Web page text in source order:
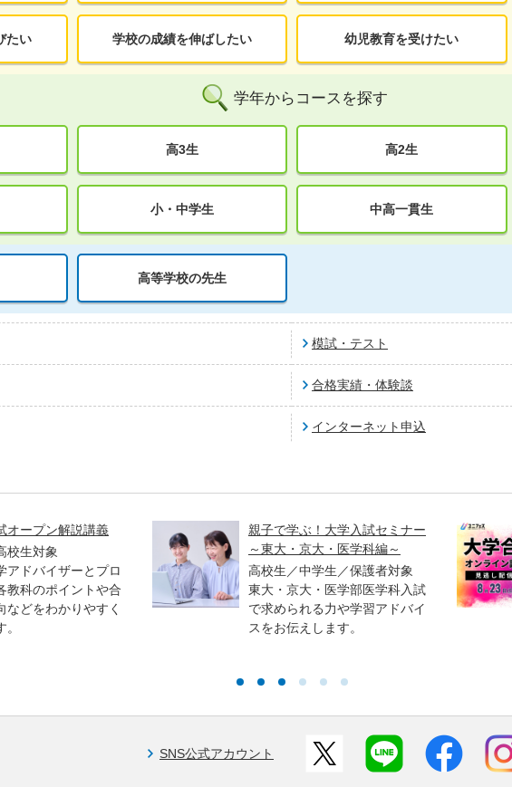
たい 学校の成績を伸ばしたい 幼児教育を受けたい
学年からコースを探す
高3生 高2生
小・中学生 中高一貫生
高等学校の先生
模試・テスト
合格実績・体験談
インターネット申込
オープン解説講義
校生対象
アドバイザーとプロ
教科のポイントや合
などをわかりやすく
親子で学ぶ！大学入試セミナー
～東大・京大・医学科編～
高校生／中学生／保護者対象
東大・京大・医学部医学科入試
で求められる力や学習アドバイ
スをお伝えします。
SNS公式アカウント